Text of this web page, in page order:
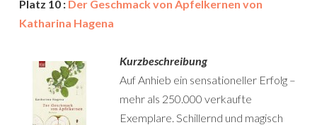
Platz 10 : Der Geschmack von Apfelkernen von
Katharina Hagena
Kurzbeschreibung
Auf Anhieb ein sensationeller Erfolg –
mehr als 250.000 verkaufte
Exemplare. Schillernd und magisch